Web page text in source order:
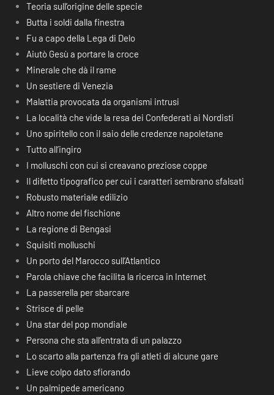
Teoria sull’origine delle specie
Butta i soldi dalla finestra
Fu a capo della Lega di Delo
Aiutò Gesù a portare la croce
Minerale che dà il rame
Un sestiere di Venezia
Malattia provocata da organismi intrusi
La località che vide la resa dei Confederati ai Nordisti
Uno spiritello con il saio delle credenze napoletane
Tutto all’ingiro
I molluschi con cui si creavano preziose coppe
Il difetto tipografico per cui i caratteri sembrano sfalsati
Robusto materiale edilizio
Altro nome del fischione
La regione di Bengasi
Squisiti molluschi
Un porto del Marocco sull’Atlantico
Parola chiave che facilita la ricerca in Internet
La passerella per sbarcare
Strisce di pelle
Una star del pop mondiale
Persona che sta all’entrata di un palazzo
Lo scarto alla partenza fra gli atleti di alcune gare
Lieve colpo dato sfiorando
Un palmipede americano